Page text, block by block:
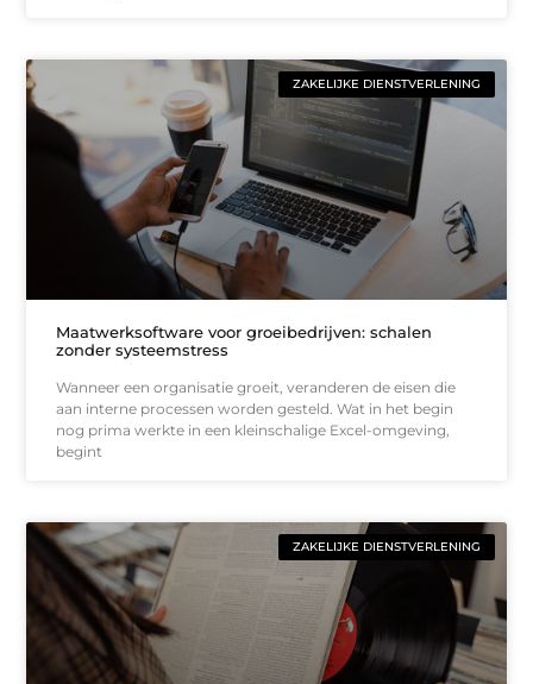
ZAKELIJKE DIENSTVERLENING
Maatwerksoftware voor groeibedrijven: schalen
zonder systeemstress
Wanneer een organisatie groeit, veranderen de eisen die
aan interne processen worden gesteld. Wat in het begin
nog prima werkte in een kleinschalige Excel-omgeving,
begint
ZAKELIJKE DIENSTVERLENING